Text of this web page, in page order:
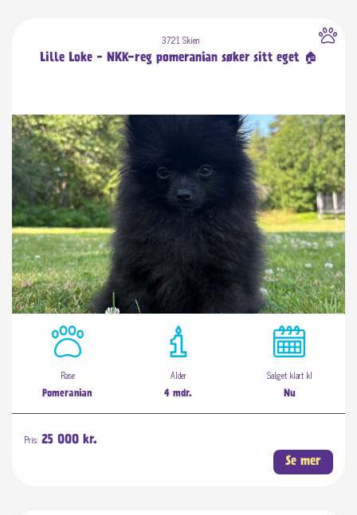
3721 Skien
Lille Loke - NKK-reg pomeranian søker sitt eget 🏠
Rase
Pomeranian
Alder
4 mdr.
Salget klart kl
Nu
Pris: 25 000 kr.
Se mer